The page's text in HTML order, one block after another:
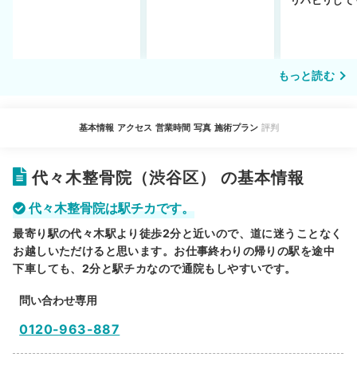
もっと読む
基本情報 アクセス 営業時間 写真 施術プラン 評判
代々木整骨院（渋谷区） の基本情報
代々木整骨院は駅チカです。
最寄り駅の代々木駅より徒歩2分と近いので、道に迷うことなく
お越しいただけると思います。お仕事終わりの帰りの駅を途中
下車しても、2分と駅チカなので通院もしやすいです。
問い合わせ専用
0120-963-887